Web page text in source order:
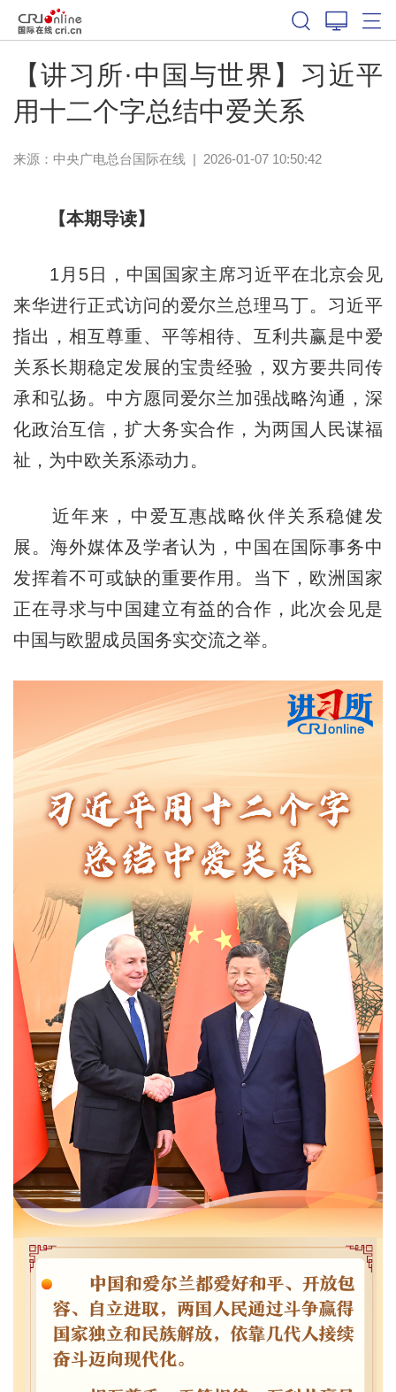
【讲习所·中国与世界】习近平
用十二个字总结中爱关系
来源：中央广电总台国际在线| 2026-01-07 10:50:42
【本期导读】
1月5日，中国国家主席习近平在北京会见
来华进行正式访问的爱尔兰总理马丁。习近平
指出，相互尊重、平等相待、互利共赢是中爱
关系长期稳定发展的宝贵经验，双方要共同传
承和弘扬。中方愿同爱尔兰加强战略沟通，深
化政治互信，扩大务实合作，为两国人民谋福
祉，为中欧关系添动力。
近年来，中爱互惠战略伙伴关系稳健发
展。海外媒体及学者认为，中国在国际事务中
发挥着不可或缺的重要作用。当下，欧洲国家
正在寻求与中国建立有益的合作，此次会见是
中国与欧盟成员国务实交流之举。